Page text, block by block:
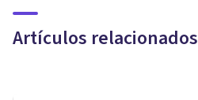
Artículos relacionados
que no conocías